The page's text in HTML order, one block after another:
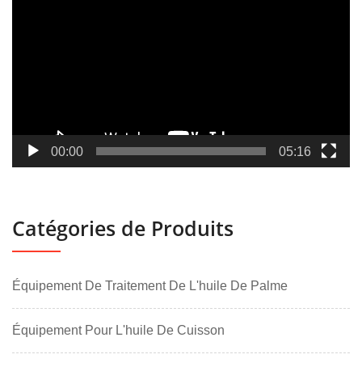
00:00 05:16
Catégories de Produits
Équipement De Traitement De L'huile De Palme
Équipement Pour L'huile De Cuisson